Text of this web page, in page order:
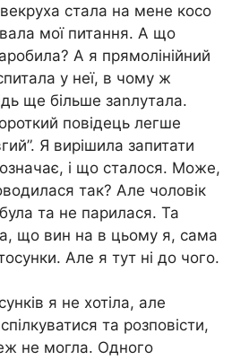
стала на мене косо
мої питання. А що
А я прямолінійний
у неї, в чому ж
ще більше заnлутала.
повідець легше
Я вирішила запитати
і що сталося. Може,
так? Але чоловік
та не парилася. Та
що вин на в цьому я, сама
Але я тут ні до чого.
я не хотіла, але
та розповісти,
не могла. Одного